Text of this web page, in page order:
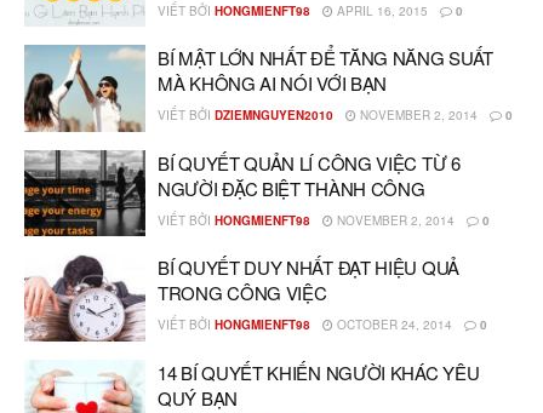
VIẾT BỞI HONGMIENFT98 APRIL 16, 2015 0
BÍ MẬT LỚN NHẤT ĐỂ TĂNG NĂNG SUẤT
MÀ KHÔNG AI NÓI VỚI BẠN
VIẾT BỞI DZIEMNGUYEN2010 NOVEMBER 2, 2014 0
BÍ QUYẾT QUẢN LÍ CÔNG VIỆC TỪ 6
NGƯỜI ĐẶC BIỆT THÀNH CÔNG
VIẾT BỞI HONGMIENFT98 NOVEMBER 2, 2014 0
BÍ QUYẾT DUY NHẤT ĐẠT HIỆU QUẢ
TRONG CÔNG VIỆC
VIẾT BỞI HONGMIENFT98 OCTOBER 24, 2014 0
14 BÍ QUYẾT KHIẾN NGƯỜI KHÁC YÊU
QUÝ BẠN